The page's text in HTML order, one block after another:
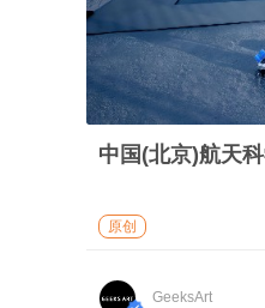
中国(北京)航天
原创
GeeksArt